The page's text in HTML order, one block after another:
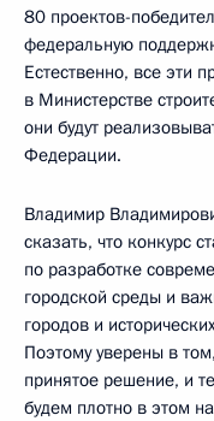
80 проектов-
федеральную
Естественно, все эти
в Министерстве
они будут
Федерации.
Владимир
сказать, что конкурс
по разработке
городской среды и
городов и
Поэтому уверены в
принятое решение, и
будем плотно в этом